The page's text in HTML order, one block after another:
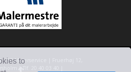
DP Malerservice | Fruerhøj 12,
| Tlf. 20 40 03 40 |
to